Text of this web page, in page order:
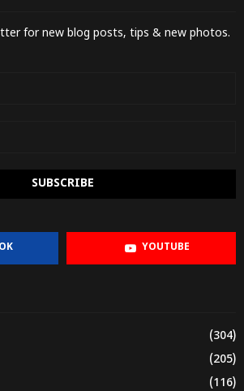
for new blog posts, tips & new photos.
YOUTUBE
(304)
(205)
(116)